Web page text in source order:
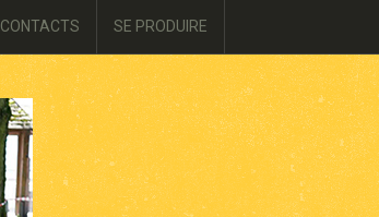
CONTACTS SE PRODUIRE